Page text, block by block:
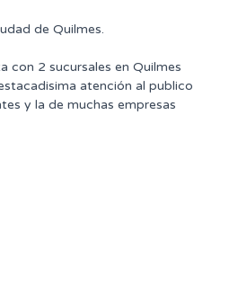
de Quilmes.
con 2 sucursales en Quilmes
atención al publico
y la de muchas empresas